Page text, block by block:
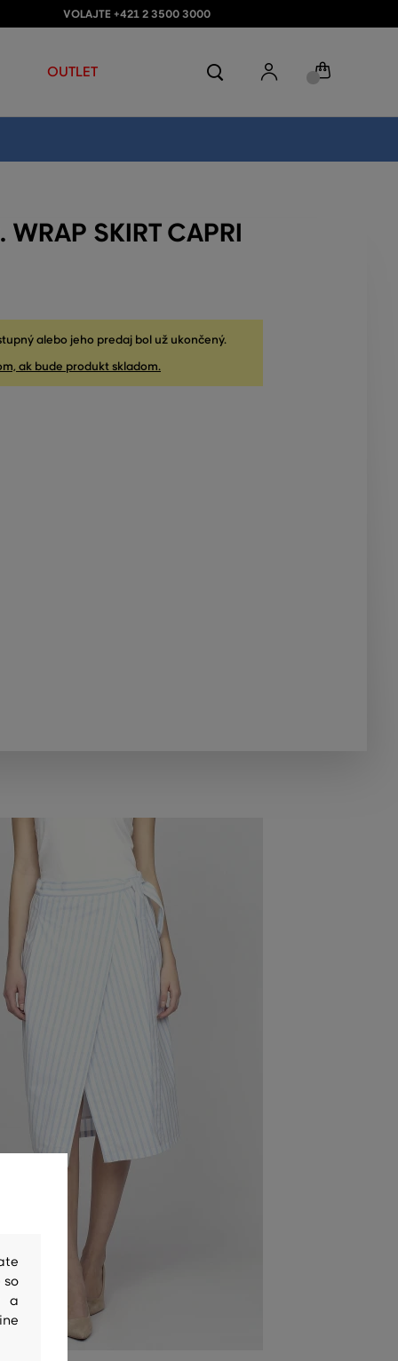
VOLAJTE +421 2 3500 3000
OUTLET
WRAP SKIRT CAPRI
alebo jeho predaj bol už ukončený.
ak bude produkt skladom.
so
a